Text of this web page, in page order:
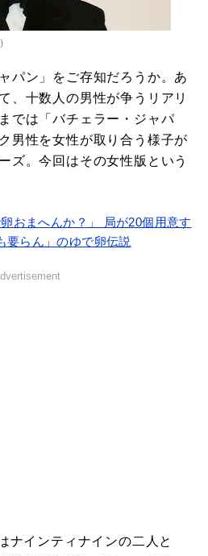
）
パン」をご存知だろうか。あ
、十数人の男性が争うリアリ
では「バチェラー・ジャパ
男性を女性が取り合う様子が
ズ。今回はその女性版という
おまへんか？」 局が20個用意す
らん」のゆで卵伝説
インティナインの二人と